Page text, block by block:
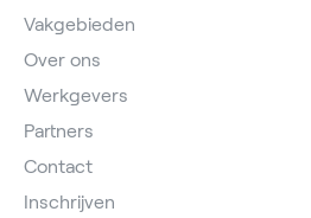
Vakgebieden
Over ons
Werkgevers
Partners
Contact
Inschrijven